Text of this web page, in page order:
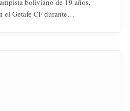
el Getafe CF durante…